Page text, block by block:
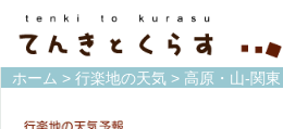
ホーム > 行楽地の天気 > 高原・山-関